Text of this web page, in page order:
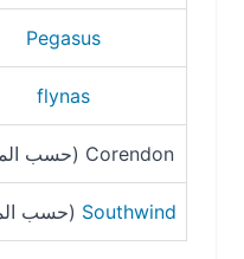
Pegasus
flynas
Corendon (حسب الموسم)
Southwind(حسب